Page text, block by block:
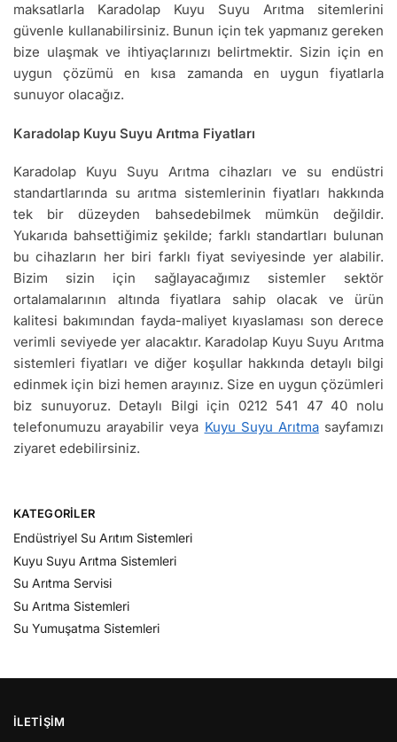
maksatlarla Karadolap Kuyu Suyu Arıtma sitemlerini
güvenle kullanabilirsiniz. Bunun için tek yapmanız gereken
bize ulaşmak ve ihtiyaçlarınızı belirtmektir. Sizin için en
uygun çözümü en kısa zamanda en uygun fiyatlarla
sunuyor olacağız.
Karadolap Kuyu Suyu Arıtma Fiyatları
Karadolap Kuyu Suyu Arıtma cihazları ve su endüstri
standartlarında su arıtma sistemlerinin fiyatları hakkında
tek bir düzeyden bahsedebilmek mümkün değildir.
Yukarıda bahsettiğimiz şekilde; farklı standartları bulunan
bu cihazların her biri farklı fiyat seviyesinde yer alabilir.
Bizim sizin için sağlayacağımız sistemler sektör
ortalamalarının altında fiyatlara sahip olacak ve ürün
kalitesi bakımından fayda-maliyet kıyaslaması son derece
verimli seviyede yer alacaktır. Karadolap Kuyu Suyu Arıtma
sistemleri fiyatları ve diğer koşullar hakkında detaylı bilgi
edinmek için bizi hemen arayınız. Size en uygun çözümleri
biz sunuyoruz. Detaylı Bilgi için 0212 541 47 40 nolu
telefonumuzu arayabilir veya Kuyu Suyu Arıtmasayfamızı
ziyaret edebilirsiniz.
KATEGORILER
Endüstriyel Su Arıtım Sistemleri
Kuyu Suyu Arıtma Sistemleri
Su Arıtma Servisi
Su Arıtma Sistemleri
Su Yumuşatma Sistemleri
İLETIŞIM